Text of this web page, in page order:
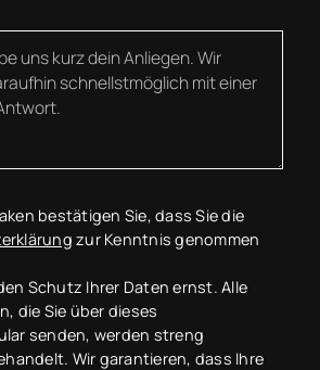
bestätigen Sie, dass Sie die
zur Kenntnis genommen
Schutz Ihrer Daten ernst. Alle
die Sie über dieses
senden, werden streng
Wir garantieren, dass Ihre